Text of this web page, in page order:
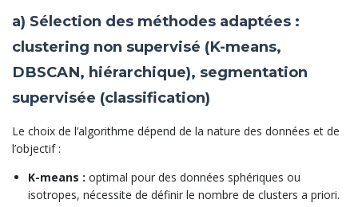
a) Sélection des méthodes adaptées :
clustering non supervisé (K-means,
DBSCAN, hiérarchique), segmentation
supervisée (classification)
Le choix de l’algorithme dépend de la nature des données et de
l’objectif :
K-means : optimal pour des données sphériques ou
isotropes, nécessite de définir le nombre de clusters a priori.